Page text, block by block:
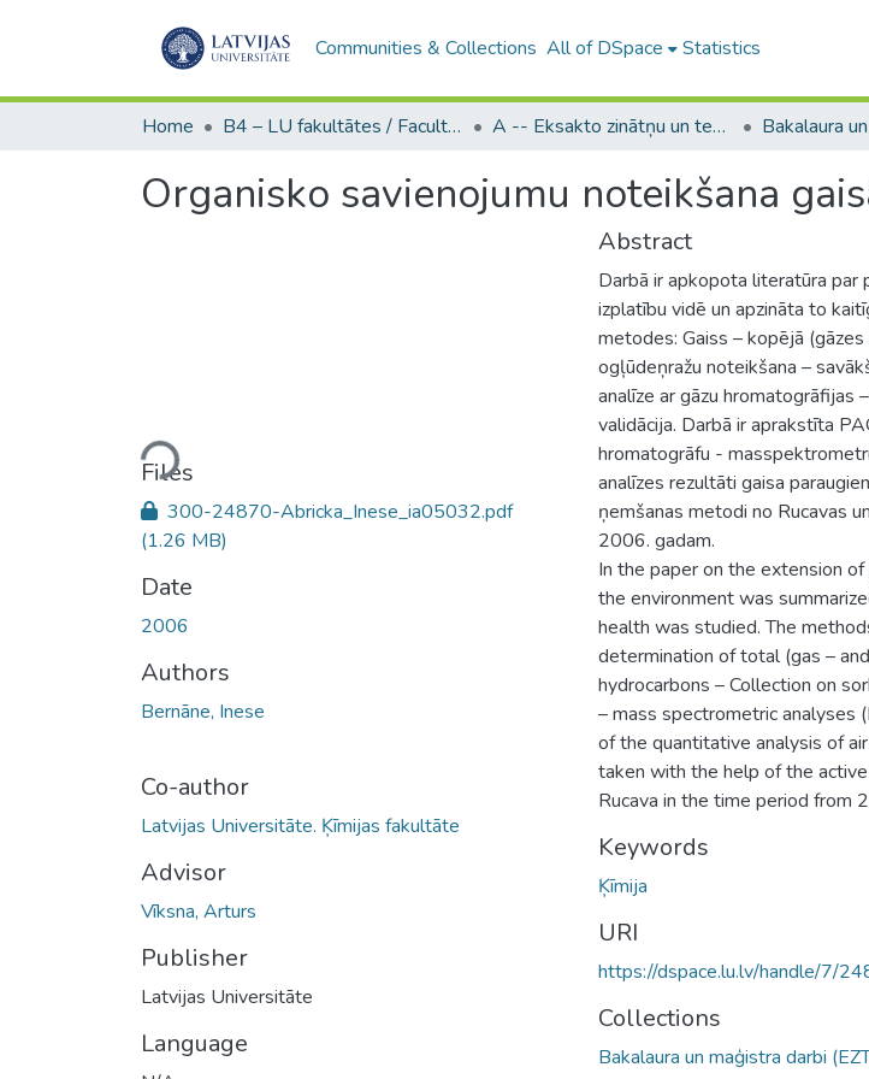
Communities & Collections All of DSpace Statistics
Home B4 – LU fakultātes / Faculties of the UL A -- Eksakto zinātņu un tehnoloģiju fakultāte / Faculty of Science and Technology
Organisko savienojumu noteikšana
Loading...
Files
300-24870-Abricka_Inese_ia05032.pdf
(1.26 MB)
Date
2006
Authors
Bernāne, Inese
Co-author
Latvijas Universitāte. Ķīmijas fakultāte
Advisor
Vīksna, Arturs
Publisher
Latvijas Universitāte
Language
Abstract
Darbā ir apkopota literatūra par
izplatību vidē un apzināta to
metodes: Gaiss – kopējā
ogļūdeņražu noteikšana –
analīze ar gāzu
validācija. Darbā ir aprakstīta
hromatogrāfu -
analīzes rezultāti gaisa
ņemšanas metodi no Rucavas
2006. gadam.
In the paper on the extension
the environment was
health was studied. The
determination of total (gas –
hydrocarbons – Collection on
– mass spectrometric analyses
of the quantitative analysis of
taken with the help of the
Rucava in the time period from
Keywords
Ķīmija
URI
https://dspace.lu.lv/handle/7/
Collections
Bakalaura un maģistra darbi